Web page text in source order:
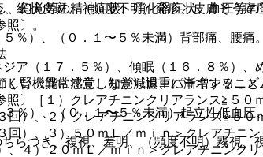
網状皮斑、（頻度不明）発疹、皮膚そう痒
）、（０．１〜５％未満）背部痛、腰痛。
（１７．５％）、傾眠（１６．８％）
い、異常感覚、知覚減退、パーキンソニ
％）、（０．１〜５％未満）起立性低血圧
らつき、複視、羞明、（頻度不明）霧視、
幻覚等の精神症状、消化器症状、血圧等
〕。
腎機能に注意しながら慎重に漸増するこ
〕［１）クレアチニンクリアランス≧５
）、２）クレアチニンクリアランス≧５
）、３）５０ｍＬ／ｍｉｎ＞クレアチニ
４）２０ｍＬ／ｍｉｎ＞クレアチニンク